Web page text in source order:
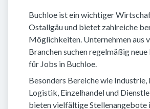
Buchloe ist ein wichtiger
Ostallgäu und bietet zahlreiche
Möglichkeiten. Unternehmen aus
Branchen suchen regelmäßig
für Jobs in Buchloe.
Besonders Bereiche wie
Logistik, Einzelhandel und
bieten vielfältige Stellenangebote